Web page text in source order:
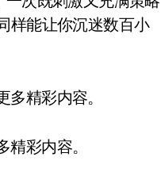
样能让你沉迷数百小
多精彩内容。
精彩内容。